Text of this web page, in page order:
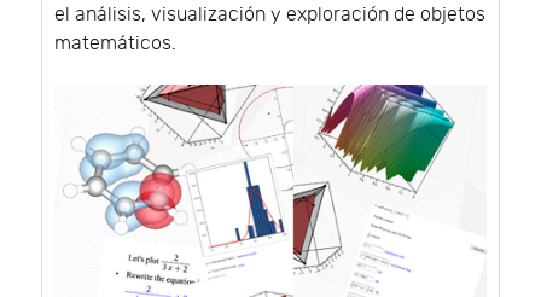
el análisis, visualización y exploración de objetos
matemáticos.